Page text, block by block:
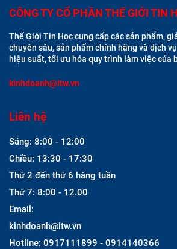
CÔNG TY CỔ PHẦN THẾ GIỚI TIN
Thế Giới Tin Học cung cấp các sản phẩm,
chuyên sâu, sản phẩm chính hãng và dịch
hiệu suất, tối ưu hóa quy trình làm việc của
kinhdoanh@itw.vn
Liên hệ
Sáng: 8:00 - 12:00
Chiều: 13:30 - 17:30
Thứ 2 đến thứ 6 hàng tuần
Thứ 7: 8:00 - 12.00
Email:
kinhdoanh@itw.vn
Hotline: 0917111899 - 0914140366